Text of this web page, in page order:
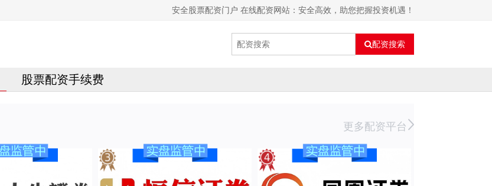
安全股票配资门户 在线配资网站：安全高效，助您把握投资机遇！
配资搜索
股票配资手续费
更多配资平台